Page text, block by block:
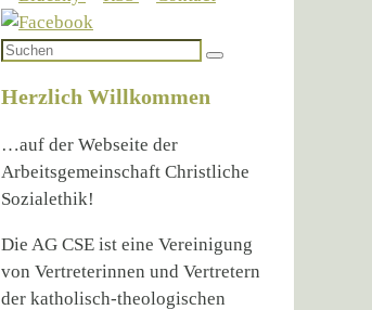
Suchen
Suchen
Herzlich Willkommen
…auf der Webseite der
Arbeitsgemeinschaft Christliche
Sozialethik!
Die AG CSE ist eine Vereinigung
von Vertreterinnen und Vertretern
der katholisch-theologischen